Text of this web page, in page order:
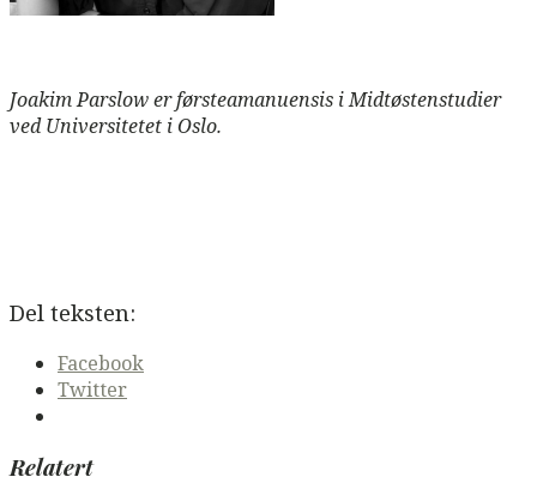
Joakim Parslow er førsteamanuensis i Midtøstenstudier
ved Universitetet i Oslo.
Del teksten:
Facebook
Twitter
Relatert